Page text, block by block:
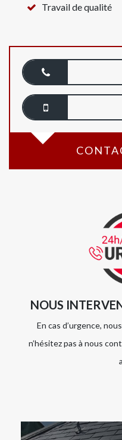
Travail de qualité
NOUS
En cas d’urgence,
n’hésitez pas à nous